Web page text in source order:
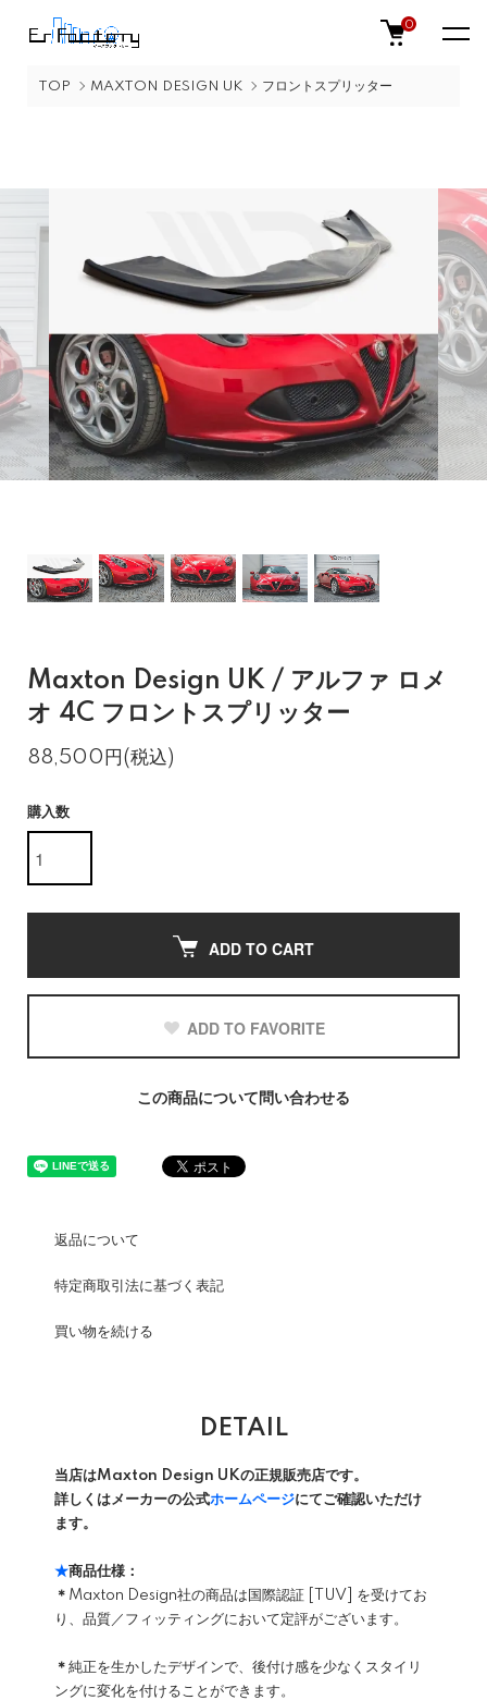
0
TOP MAXTON DESIGN UK フロントスプリッター
Maxton Design UK / アルファ ロメ
オ 4C フロントスプリッター
88,500円(税込)
購入数
ADD TO CART
ADD TO FAVORITE
この商品について問い合わせる
返品について
特定商取引法に基づく表記
買い物を続ける
DETAIL
当店はMaxton Design UKの正規販売店です。
詳しくはメーカーの公式ホームページにてご確認いただけ
ます。
★商品仕様：
＊ Maxton Design社の商品は国際認証 [TUV] を受けてお
り、品質／フィッティングにおいて定評がございます。
＊ 純正を生かしたデザインで、後付け感を少なくスタイリ
ングに変化を付けることができます。